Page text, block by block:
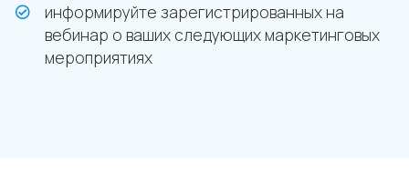
информируйте зарегистрированных на
вебинар о ваших следующих маркетинговых
мероприятиях